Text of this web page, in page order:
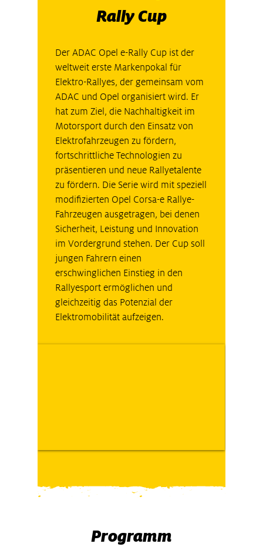
Rally Cup
Der ADAC Opel e-Rally Cup ist der
weltweit erste Markenpokal für
Elektro-Rallyes, der gemeinsam vom
ADAC und Opel organisiert wird. Er
hat zum Ziel, die Nachhaltigkeit im
Motorsport durch den Einsatz von
Elektrofahrzeugen zu fördern,
fortschrittliche Technologien zu
präsentieren und neue Rallyetalente
zu fördern. Die Serie wird mit speziell
modifizierten Opel Corsa-e Rallye-
Fahrzeugen ausgetragen, bei denen
Sicherheit, Leistung und Innovation
im Vordergrund stehen. Der Cup soll
jungen Fahrern einen
erschwinglichen Einstieg in den
Rallyesport ermöglichen und
gleichzeitig das Potenzial der
Elektromobilität aufzeigen.
Programm